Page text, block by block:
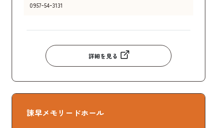
0957ｰ54ｰ3131
詳細を見る
諫早メモリードホール